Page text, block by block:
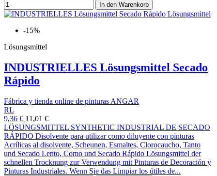
In den Warenkorb
-15%
Lösungsmittel
INDUSTRIELLES Lösungsmittel Secado
Rápido
Fábrica y tienda online de pinturas ANGAR
RL
9,36 € 11,01 €
LÖSUNGSMITTEL SYNTHETIC INDUSTRIAL DE SECADO
RÁPIDO Disolvente para utilizar como diluyente con pinturas
Acrílicas al disolvente, Scheunen, Esmaltes, Clorocaucho, Tanto
und Secado Lento, Como und Secado Rápido Lösungsmittel der
schnellen Trocknung zur Verwendung mit Pinturas de Decoración y
Pinturas Industriales. Wenn Sie das Limpiar los útiles de...